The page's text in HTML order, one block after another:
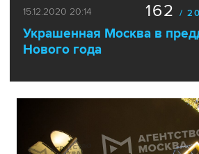
15.12.2020 20:14
Украшенная Москва в
Нового года
162 /